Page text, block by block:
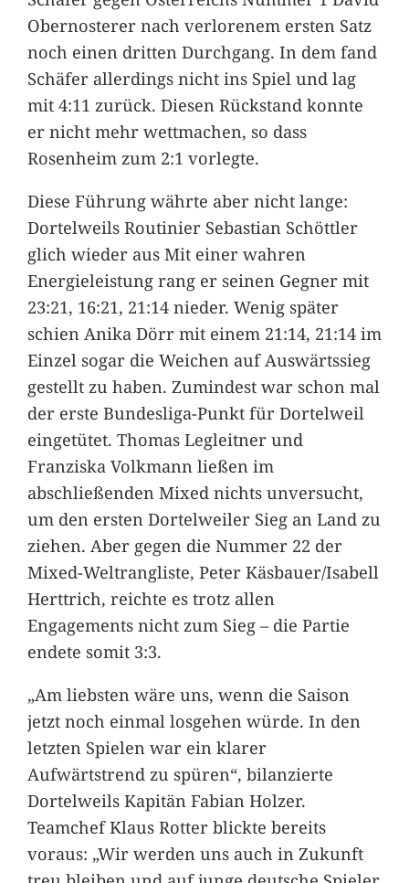
Obernosterer nach verlorenem ersten Satz
noch einen dritten Durchgang. In dem fand
Schäfer allerdings nicht ins Spiel und lag
mit 4:11 zurück. Diesen Rückstand konnte
er nicht mehr wettmachen, so dass
Rosenheim zum 2:1 vorlegte.
Diese Führung währte aber nicht lange:
Dortelweils Routinier Sebastian Schöttler
glich wieder aus Mit einer wahren
Energieleistung rang er seinen Gegner mit
23:21, 16:21, 21:14 nieder. Wenig später
schien Anika Dörr mit einem 21:14, 21:14 im
Einzel sogar die Weichen auf Auswärtssieg
gestellt zu haben. Zumindest war schon mal
der erste Bundesliga-Punkt für Dortelweil
eingetütet. Thomas Legleitner und
Franziska Volkmann ließen im
abschließenden Mixed nichts unversucht,
um den ersten Dortelweiler Sieg an Land zu
ziehen. Aber gegen die Nummer 22 der
Mixed-Weltrangliste, Peter Käsbauer/Isabell
Herttrich, reichte es trotz allen
Engagements nicht zum Sieg – die Partie
endete somit 3:3.
„Am liebsten wäre uns, wenn die Saison
jetzt noch einmal losgehen würde. In den
letzten Spielen war ein klarer
Aufwärtstrend zu spüren“, bilanzierte
Dortelweils Kapitän Fabian Holzer.
Teamchef Klaus Rotter blickte bereits
voraus: „Wir werden uns auch in Zukunft